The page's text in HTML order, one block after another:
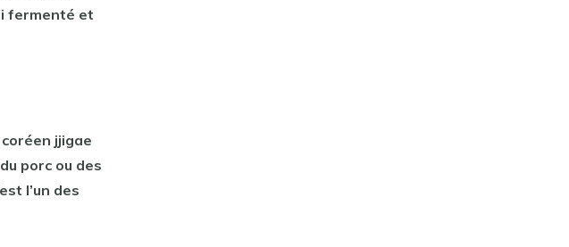
fermenté et
jjigae
porc ou des
l’un des